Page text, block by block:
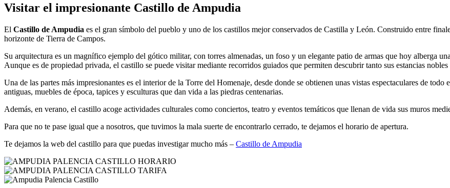
Visitar el impresionante Castillo de Ampudia
El Castillo de Ampudia es el gran símbolo del pueblo y uno de los castillos mejor conservados de Castilla y León. Construido entre
horizonte de Tierra de Campos.
Su arquitectura es un magnífico ejemplo del gótico militar, con torres almenadas, un foso y un elegante patio de armas que hoy alberga
Aunque es de propiedad privada, el castillo se puede visitar mediante recorridos guiados que permiten descubrir tanto sus estancias nobles
Una de las partes más impresionantes es el interior de la Torre del Homenaje, desde donde se obtienen unas vistas espectaculares de
antiguas, muebles de época, tapices y esculturas que dan vida a las piedras centenarias.
Además, en verano, el castillo acoge actividades culturales como conciertos, teatro y eventos temáticos que llenan de vida sus muros
Para que no te pase igual que a nosotros, que tuvimos la mala suerte de encontrarlo cerrado, te dejamos el horario de apertura.
Te dejamos la web del castillo para que puedas investigar mucho más – Castillo de Ampudia